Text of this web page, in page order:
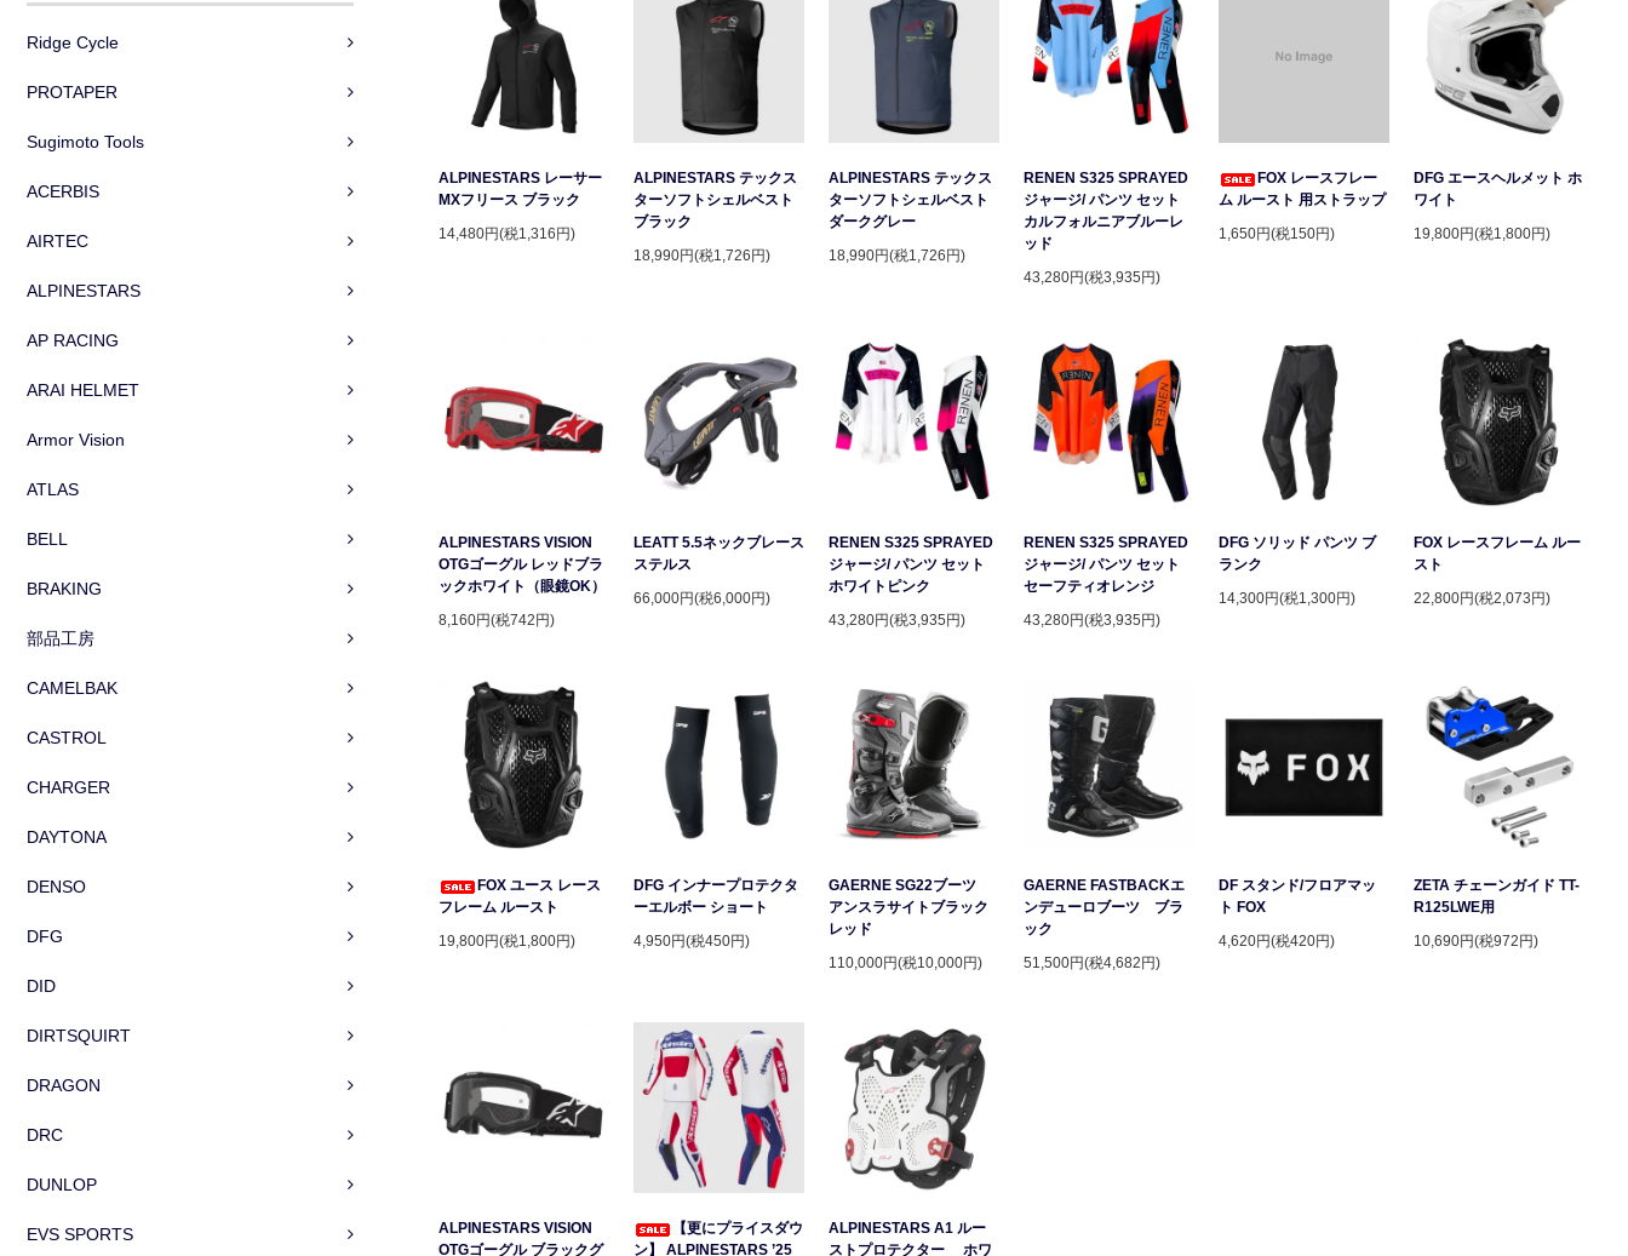
Ridge Cycle
PROTAPER
Sugimoto Tools
ACERBIS
AIRTEC
ALPINESTARS
AP RACING
ARAI HELMET
Armor Vision
ATLAS
BELL
BRAKING
部品工房
CAMELBAK
CASTROL
CHARGER
DAYTONA
DENSO
DFG
DID
DIRTSQUIRT
DRAGON
DRC
DUNLOP
EVS SPORTS
ALPINESTARS レーサー
MXフリース ブラック
14,480円(税1,316円)
ALPINESTARS テックス
ターソフトシェルベスト
ブラック
18,990円(税1,726円)
ALPINESTARS テックス
ターソフトシェルベスト
ダークグレー
18,990円(税1,726円)
RENEN S325 SPRAYED
ジャージ/ パンツ セット
カルフォルニアブルーレ
ッド
43,280円(税3,935円)
FOX レースフレー
ム ルースト 用ストラップ
1,650円(税150円)
DFG エースヘルメット ホ
ワイト
19,800円(税1,800円)
ALPINESTARS VISION
OTGゴーグル レッドブラ
ックホワイト（眼鏡OK）
8,160円(税742円)
LEATT 5.5ネックブレース
ステルス
66,000円(税6,000円)
RENEN S325 SPRAYED
ジャージ/ パンツ セット
ホワイトピンク
43,280円(税3,935円)
RENEN S325 SPRAYED
ジャージ/ パンツ セット
セーフティオレンジ
43,280円(税3,935円)
DFG ソリッド パンツ ブ
ランク
14,300円(税1,300円)
FOX レースフレーム ルー
スト
22,800円(税2,073円)
FOX ユース レース
フレーム ルースト
19,800円(税1,800円)
DFG インナープロテクタ
ーエルボー ショート
4,950円(税450円)
GAERNE SG22ブーツ
アンスラサイトブラック
レッド
110,000円(税10,000円)
GAERNE FASTBACKエ
ンデューロブーツ ブラ
ック
51,500円(税4,682円)
DF スタンド/フロアマッ
ト FOX
4,620円(税420円)
ZETA チェーンガイド TT-
R125LWE用
10,690円(税972円)
ALPINESTARS VISION
OTGゴーグル ブラックグ
【更にプライスダウ
ン】 ALPINESTARS ’25
ALPINESTARS A1 ルー
ストプロテクター ホワ